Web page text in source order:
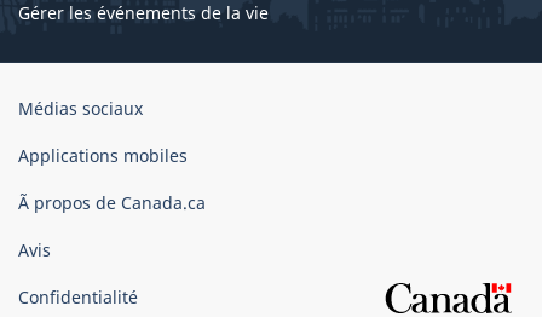
Gérer les événements de la vie
Organisation
gouvernement
Canada
Médias sociaux
Applications mobiles
Ã propos de Canada.ca
Avis
Confidentialité